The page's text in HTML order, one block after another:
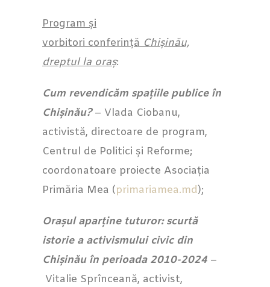
Program și
vorbitori conferință Chișinău,
dreptul la oraș:
Cum revendicăm spațiile publice în
Chișinău? – Vlada Ciobanu,
activistă, directoare de program,
Centrul de Politici și Reforme;
coordonatoare proiecte Asociația
Primăria Mea (primariamea.md);
Orașul aparține tuturor: scurtă
istorie a activismului civic din
Chișinău în perioada 2010-2024 –
Vitalie Sprînceană, activist,